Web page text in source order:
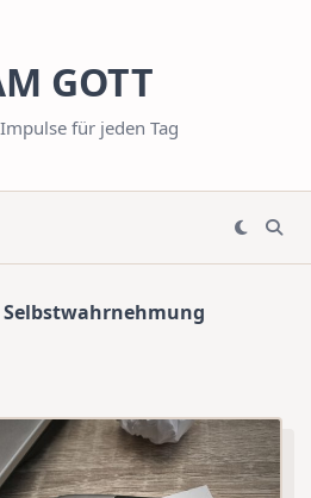
GOTT
für jeden Tag
Selbstwahrnehmung